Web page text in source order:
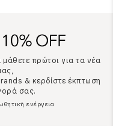
πρώτοι για τα νέα
& κερδίστε έκπτωση
σας.
ενέργεια